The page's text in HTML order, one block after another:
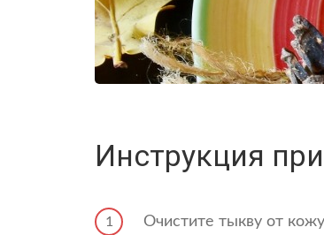
Инструкция
1
Очистите тыкву от